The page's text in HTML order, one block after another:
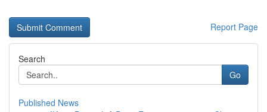
Report Page
Search
Go
Published News